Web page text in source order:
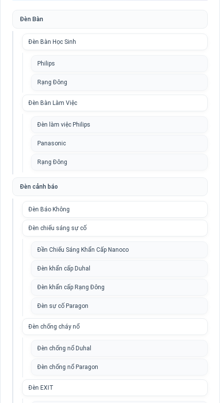
Đèn Bàn
Đèn Bàn Học Sinh
Philips
Rạng Đông
Đèn Bàn Làm Việc
Đèn làm việc Philips
Panasonic
Rạng Đông
Đèn cảnh báo
Đèn Báo Không
Đèn chiếu sáng sự cố
Đền Chiếu Sáng Khẩn Cấp Nanoco
Đèn khẩn cấp Duhal
Đèn khẩn cấp Rạng Đông
Đèn sự cố Paragon
Đèn chống cháy nổ
Đèn chống nổ Duhal
Đèn chống nổ Paragon
Đèn EXIT